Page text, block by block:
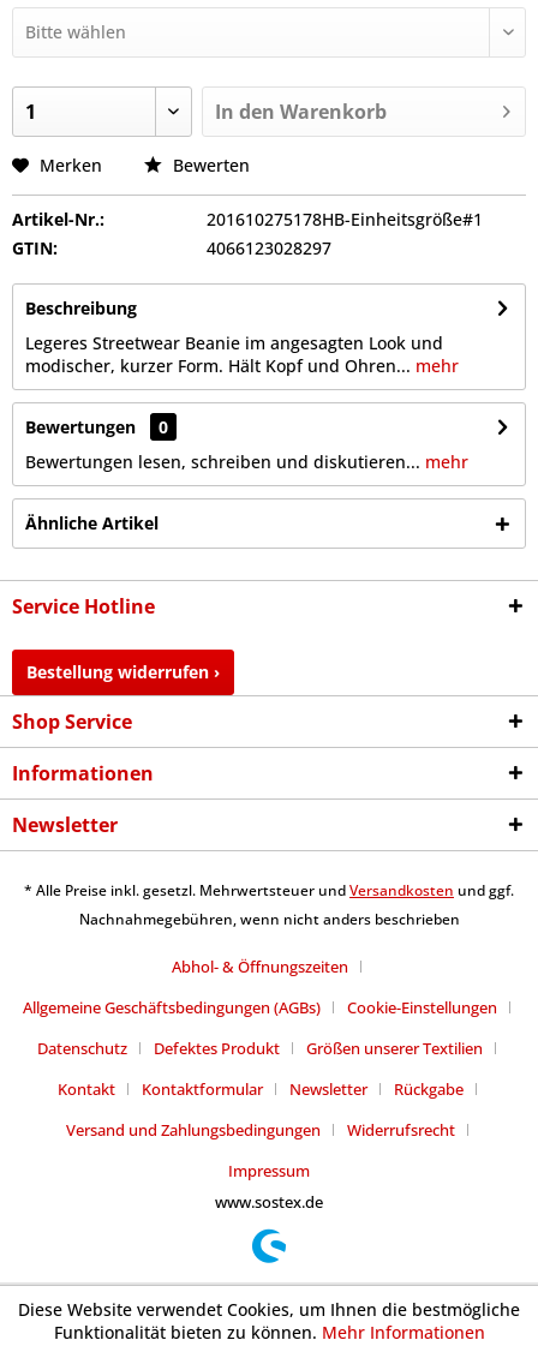
In den Warenkorb
Merken Bewerten
Artikel-Nr.:
201610275178HB-Einheitsgröße#1
GTIN:
4066123028297
Beschreibung
Legeres Streetwear Beanie im angesagten Look und
modischer, kurzer Form. Hält Kopf und Ohren... mehr
Bewertungen
0
Bewertungen lesen, schreiben und diskutieren... mehr
Ähnliche Artikel
Service Hotline
Bestellung widerrufen ›
Shop Service
Informationen
Newsletter
* Alle Preise inkl. gesetzl. Mehrwertsteuer undVersandkosten und ggf.
Nachnahmegebühren, wenn nicht anders beschrieben
Abhol- & Öffnungszeiten
Allgemeine Geschäftsbedingungen (AGBs)
Cookie-Einstellungen
Datenschutz
Defektes Produkt
Größen unserer Textilien
Kontakt
Kontaktformular Newsletter
Rückgabe
Versand und Zahlungsbedingungen
Widerrufsrecht
Impressum
www.sostex.de
Diese Website verwendet Cookies, um Ihnen die bestmögliche
Funktionalität bieten zu können. Mehr Informationen